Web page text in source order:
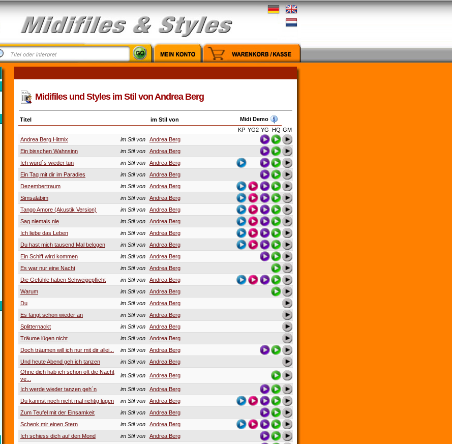
Midifiles und Styles im Stil von Andrea Berg
Titel im Stil von
Midi Demo
KP YG2 YG HQ GM
Andrea Berg Hitmix
im Stil von
Andrea Berg
Ein bisschen Wahnsinn
im Stil von
Andrea Berg
Ich würd´s wieder tun
im Stil von
Andrea Berg
Ein Tag mit dir im Paradies
im Stil von
Andrea Berg
Dezembertraum
im Stil von
Andrea Berg
Simsalabim
im Stil von
Andrea Berg
Tango Amore (Akustik Version)
im Stil von
Andrea Berg
Sag niemals nie
im Stil von
Andrea Berg
Ich liebe das Leben
im Stil von
Andrea Berg
Du hast mich tausend Mal belogen
im Stil von
Andrea Berg
Ein Schiff wird kommen
im Stil von
Andrea Berg
Es war nur eine Nacht
im Stil von
Andrea Berg
Die Gefühle haben Schweigepflicht
im Stil von
Andrea Berg
Warum
im Stil von
Andrea Berg
Du
im Stil von
Andrea Berg
Es fängt schon wieder an
im Stil von
Andrea Berg
Splitternackt
im Stil von
Andrea Berg
Träume lügen nicht
im Stil von
Andrea Berg
Doch träumen will ich nur mit dir allei...
im Stil von
Andrea Berg
Und heute Abend geh ich tanzen
im Stil von
Andrea Berg
Ohne dich hab ich schon oft die Nacht
ve...
im Stil von Andrea Berg
Ich werde wieder tanzen geh´n im Stil von
Andrea Berg
Du kannst noch nicht mal richtig lügen
im Stil von
Andrea Berg
Zum Teufel mit der Einsamkeit
im Stil von
Andrea Berg
Schenk mir einen Stern
im Stil von
Andrea Berg
Ich schiess dich auf den Mond
im Stil von
Andrea Berg